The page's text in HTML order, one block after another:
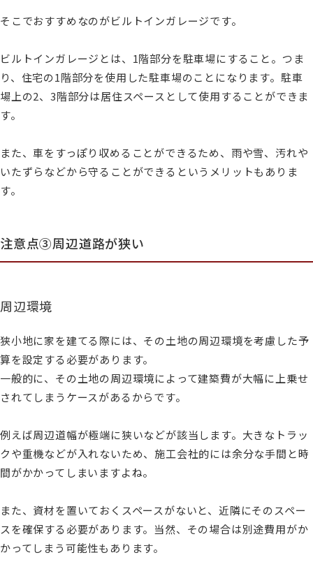
そこでおすすめなのがビルトインガレージです。
ビルトインガレージとは、1階部分を駐車場にすること。つま
り、住宅の1階部分を使用した駐車場のことになります。駐車
場上の2、3階部分は居住スペースとして使用することができま
す。
また、車をすっぽり収めることができるため、雨や雪、汚れや
いたずらなどから守ることができるというメリットもありま
す。
注意点③周辺道路が狭い
周辺環境
狭小地に家を建てる際には、その土地の周辺環境を考慮した予
算を設定する必要があります。
一般的に、その土地の周辺環境によって建築費が大幅に上乗せ
されてしまうケースがあるからです。
例えば周辺道幅が極端に狭いなどが該当します。大きなトラッ
クや重機などが入れないため、施工会社的には余分な手間と時
間がかかってしまいますよね。
また、資材を置いておくスペースがないと、近隣にそのスペー
スを確保する必要があります。当然、その場合は別途費用がか
かってしまう可能性もあります。